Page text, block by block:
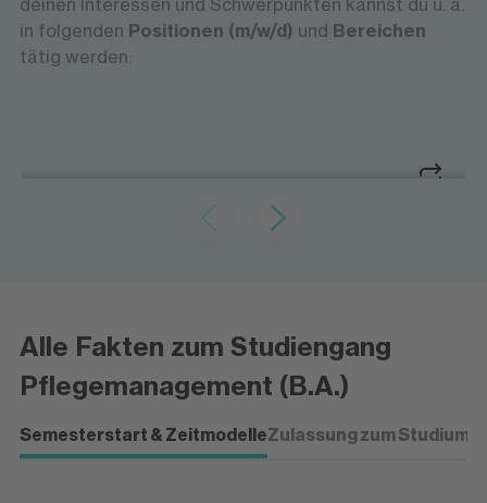
deinen Interessen und Schwerpunkten kannst du u. a.
in folgenden Positionen (m/w/d) und Bereichen
tätig werden:
Pflegeprozess- und
Konzepte für die Pflegepraxis gestalten
Du analysierst und optimierst pflegerische
Abläufe, entwickelst Qualitätsstandards und
trägst zur Verbesserung der Versorgung in
Pflegeeinrichtungen bei.
Alle Fakten zum Studiengang
Pflegemanagement (B.A.)
Semesterstart & ZeitmodelleZulassung zum Studium